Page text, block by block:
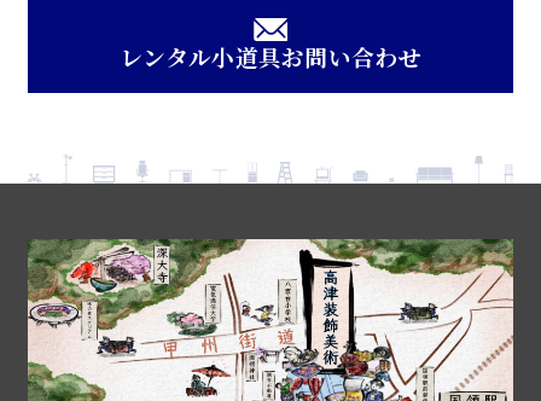
レンタル小道具お問い合わせ